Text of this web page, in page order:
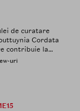
de curatare
Cordata
contribuie la
si la
20 ml
uri